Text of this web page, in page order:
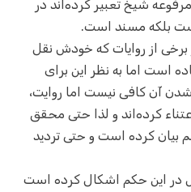
شیخ تعبیر کرده‌اند در
بلکه مسند است.
برخی از روایات که خودش نقل
است اما به نظر این برای
آن کافی نیست اما روایت،
کرده‌اند و لذا حتی محقق
بیان کرده است و حتی تردید
در این حکم اشکال کرده است